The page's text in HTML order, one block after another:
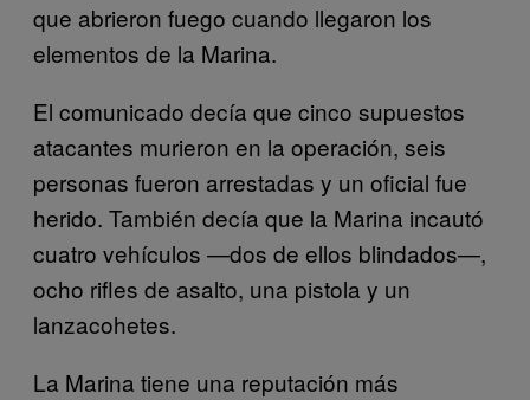
que abrieron fuego cuando llegaron los
elementos de la Marina.
El comunicado decía que cinco supuestos
atacantes murieron en la operación, seis
personas fueron arrestadas y un oficial fue
herido. También decía que la Marina incautó
cuatro vehículos —dos de ellos blindados—,
ocho rifles de asalto, una pistola y un
lanzacohetes.
La Marina tiene una reputación más